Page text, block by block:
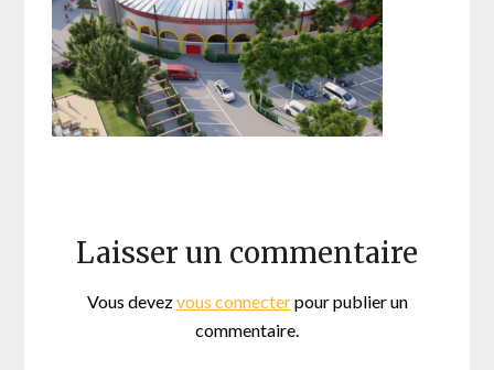
Laisser un commentaire
Vous devezvous connecterpour publier un
commentaire.